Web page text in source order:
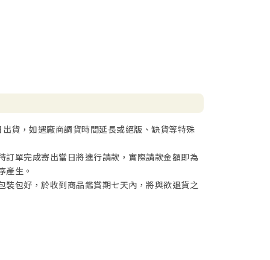
彙內容不可給隊友知道。
伍則回應「SLAM」，進入雙方猜答案的階段。提
放置在卡片架上。卡片架的內容只能同隊隊友看
，猜中答案的隊伍即可獲得該答案卡。若雙方在
貨，如遇廠商調貨時間延長或絕版、缺貨等特殊
單完成寄出當日將進行請款，實際請款金額即為
產生。
包好，於收到商品鑑賞期七天內，將與欲退貨之